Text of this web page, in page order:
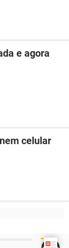
e agora
celular